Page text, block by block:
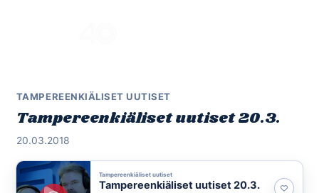
TAMPEREENKIÄLISET UUTISET
Tampereenkiäliset uutiset 20.3.
20.03.2018
Tampereenkiäliset uutiset
Tampereenkiäliset uutiset 20.3.